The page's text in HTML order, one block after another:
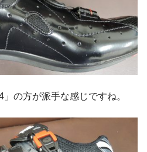
の方が派手な感じですね。